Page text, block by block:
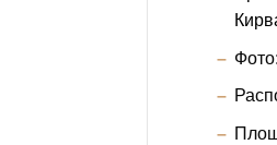
Фото: